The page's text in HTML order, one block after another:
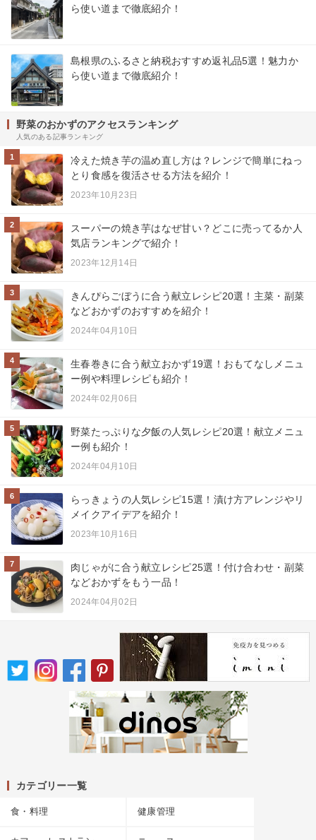
ら使い道まで徹底紹介！
島根県のふるさと納税おすすめ返礼品5選！魅力か
ら使い道まで徹底紹介！
野菜のおかずのアクセスランキング
人気のある記事ランキング
1
冷えた焼き芋の温め直し方は？レンジで簡単にねっ
とり食感を復活させる方法を紹介！
2023年10月23日
2
スーパーの焼き芋はなぜ甘い？どこに売ってるか人
気店ランキングで紹介！
2023年12月14日
3
きんぴらごぼうに合う献立レシピ20選！主菜・副菜
などおかずのおすすめを紹介！
2024年04月10日
4
生春巻きに合う献立おかず19選！おもてなしメニュ
ー例や料理レシピも紹介！
2024年02月06日
5
野菜たっぷりな夕飯の人気レシピ20選！献立メニュ
ー例も紹介！
2024年04月10日
6
らっきょうの人気レシピ15選！漬け方アレンジやリ
メイクアイデアを紹介！
2023年10月16日
7
肉じゃがに合う献立レシピ25選！付け合わせ・副菜
などおかずをもう一品！
2024年04月02日
カテゴリー一覧
食・料理 健康管理